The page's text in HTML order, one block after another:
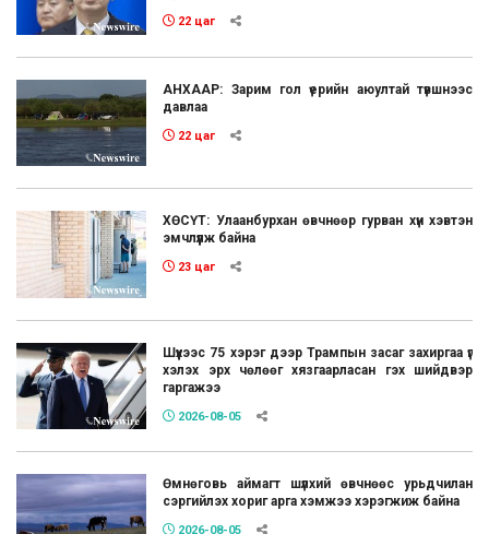
22 цаг
АНХААР: Зарим гол үерийн аюултай түвшнээс
давлаа
22 цаг
ХӨСҮТ: Улаанбурхан өвчнөөр гурван хүн хэвтэн
эмчлүүлж байна
23 цаг
Шүүхээс 75 хэрэг дээр Трампын засаг захиргаа үг
хэлэх эрх чөлөөг хязгаарласан гэх шийдвэр
гаргажээ
2026-08-05
Өмнөговь аймагт шүлхий өвчнөөс урьдчилан
сэргийлэх хориг арга хэмжээ хэрэгжиж байна
2026-08-05